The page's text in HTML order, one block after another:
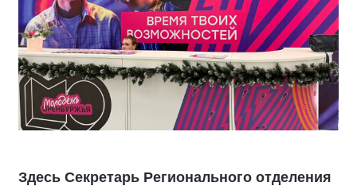
Здесь Секретарь Регионального отделения